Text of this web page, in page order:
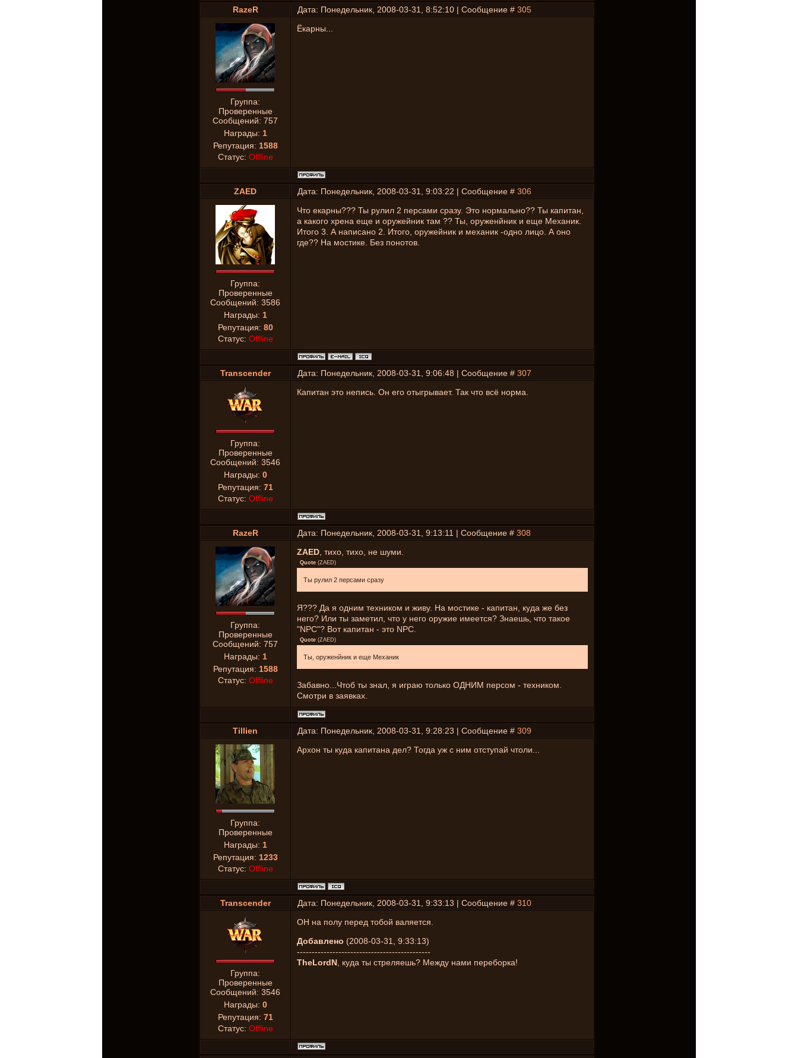
RazeR Дата: Понедельник, 2008-03-31, 8:52:10 | Сообщение # 305
Группа:
Проверенные
Сообщений: 757
Награды: 1
Репутация: 1588
Статус: Offline
Ёкарны...
ZAED Дата: Понедельник, 2008-03-31, 9:03:22 | Сообщение # 306
Группа:
Проверенные
Сообщений: 3586
Награды: 1
Репутация: 80
Статус: Offline
Что екарны??? Ты рулил 2 персами сразу. Это нормально?? Ты капитан,
а какого хрена еще и оружейник там ?? Ты, оруженйник и еще Механик.
Итого 3. А написано 2. Итого, оружейник и механик -одно лицо. А оно
где?? На мостике. Без понотов.
Transcender Дата: Понедельник, 2008-03-31, 9:06:48 | Сообщение # 307
Группа:
Проверенные
Сообщений: 3546
Награды: 0
Репутация: 71
Статус: Offline
Капитан это непись. Он его отыгрывает. Так что всё норма.
RazeR Дата: Понедельник, 2008-03-31, 9:13:11 | Сообщение # 308
Группа:
Проверенные
Сообщений: 757
Награды: 1
Репутация: 1588
Статус: Offline
ZAED , тихо, тихо, не шуми.
Quote (ZAED)
Ты рулил 2 персами сразу
Я??? Да я одним техником и живу. На мостике - капитан, куда же без
него? Или ты заметил, что у него оружие имеется? Знаешь, что такое
"NPC"? Вот капитан - это NPC.
Quote (ZAED)
Ты, оруженйник и еще Механик
Забавно...Чтоб ты знал, я играю только ОДНИМ персом - техником.
Смотри в заявках.
Tillien Дата: Понедельник, 2008-03-31, 9:28:23 | Сообщение # 309
Группа:
Проверенные
Награды: 1
Репутация: 1233
Статус: Offline
Архон ты куда капитана дел? Тогда уж с ним отступай чтоли...
Transcender Дата: Понедельник, 2008-03-31, 9:33:13 | Сообщение # 310
Группа:
Проверенные
Сообщений: 3546
Награды: 0
Репутация: 71
Статус: Offline
ОН на полу перед тобой валяется.
Добавлено (2008-03-31, 9:33:13)
---------------------------------------------
TheLordN , куда ты стреляешь? Между нами переборка!